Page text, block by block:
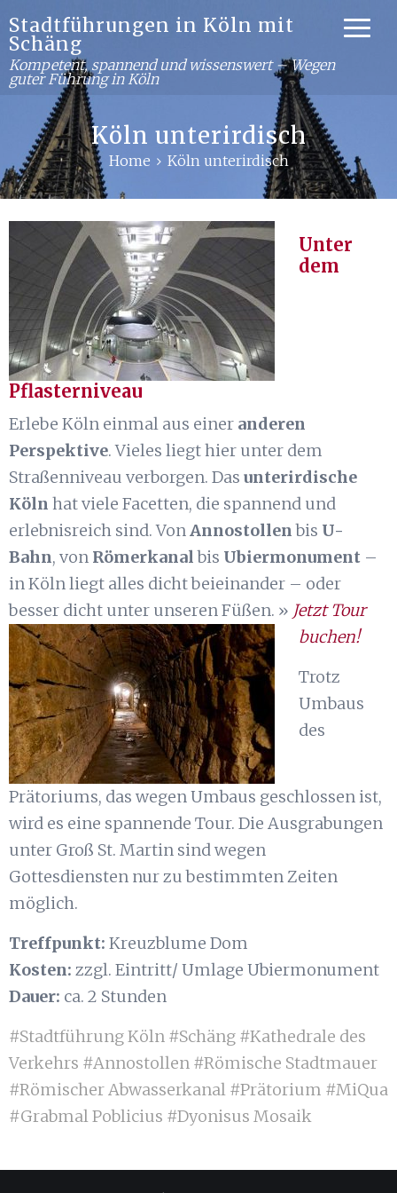
Stadtführungen in Köln mit
Schäng
Kompetent, spannend und wissenswert – Wegen
guter Führung in Köln
Köln unterirdisch
Home Köln unterirdisch
Unter
dem
Pflasterniveau
Erlebe Köln einmal aus einer anderen
Perspektive. Vieles liegt hier unter dem
Straßenniveau verborgen. Das unterirdische
Köln hat viele Facetten, die spannend und
erlebnisreich sind. VonAnnostollenbis U-
Bahn, von Römerkanalbis Ubiermonument –
in Köln liegt alles dicht beieinander – oder
besser dicht unter unseren Füßen. » Jetzt Tour
buchen!
Trotz
Umbaus
des
Prätoriums, das wegen Umbaus geschlossen ist,
wird es eine spannende Tour. Die Ausgrabungen
unter Groß St. Martin sind wegen
Gottesdiensten nur zu bestimmten Zeiten
möglich.
Treffpunkt: Kreuzblume Dom
Kosten: zzgl. Eintritt/ Umlage Ubiermonument
Dauer: ca. 2 Stunden
#Stadtführung Köln #Schäng #Kathedrale des
Verkehrs #Annostollen #Römische Stadtmauer
#Römischer Abwasserkanal #Prätorium #MiQua
#Grabmal Poblicius #Dyonisus Mosaik